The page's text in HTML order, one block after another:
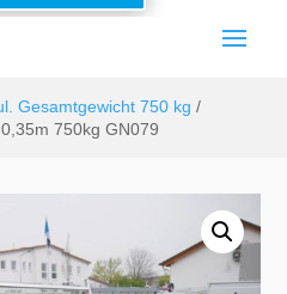
Gesamtgewicht 750 kg /
750kg GN079